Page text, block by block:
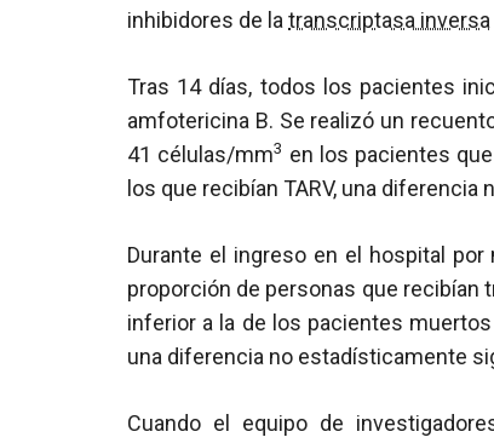
inhibidores de la transcriptasa inversa
Tras 14 días, todos los pacientes
amfotericina B. Se realizó un
41 células/mm3 en los pacientes
los que recibían TARV, una diferencia
Durante el ingreso en el hospital
proporción de personas que recibían
inferior a la de los pacientes
una diferencia no estadísticamente
Cuando el equipo de